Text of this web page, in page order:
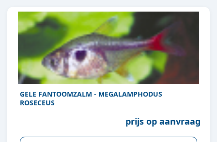
GELE FANTOOMZALM - MEGALAMPHODUS
ROSECEUS
prijs op aanvraag